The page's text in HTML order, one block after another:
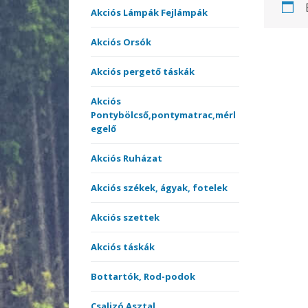
fotelek
Csónakmotorok
Elektromos kapásjelzők
Etetőanyag Szettek
Akciós Lámpák Fejlámpák
Akciós Orsók
Akciós pergető táskák
Akciós
Pontybölcső,pontymatrac,mérl
egelő
Akciós Ruházat
Akciós székek, ágyak, fotelek
Akciós szettek
Akciós táskák
Bottartók, Rod-podok